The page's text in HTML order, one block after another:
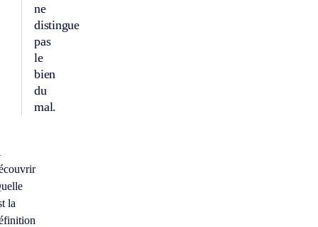
ne
distingue
pas
le
bien
du
mal.
la